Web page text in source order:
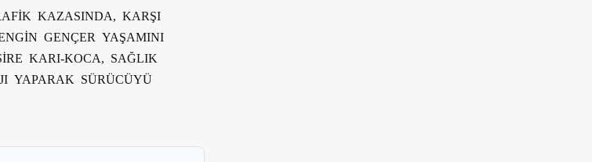
KAZASINDA, KARŞI
GENÇER YAŞAMINI
KARI-KOCA, SAĞLIK
YAPARAK SÜRÜCÜYÜ